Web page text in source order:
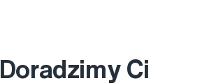
Doradzimy Ci